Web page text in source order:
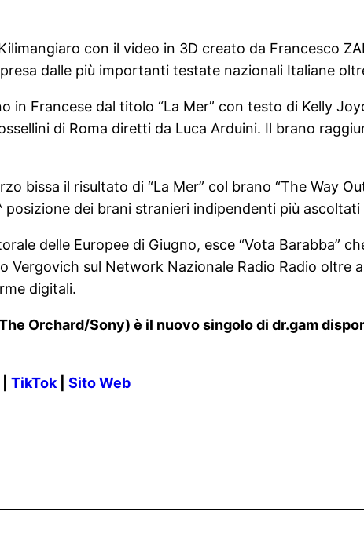
con il video in 3D creato da Francesco
dalle più importanti testate nazionali Italiane
in Francese dal titolo “La Mer” con testo di Kelly
di Roma diretti da Luca Arduini. Il brano
bissa il risultato di “La Mer” col brano “The Way
posizione dei brani stranieri indipendenti più ascoltati
delle Europee di Giugno, esce “Vota Barabba”
Vergovich sul Network Nazionale Radio Radio oltre
digitali.
Orchard/Sony) è il nuovo singolo di dr.gam
TikTok| Sito Web